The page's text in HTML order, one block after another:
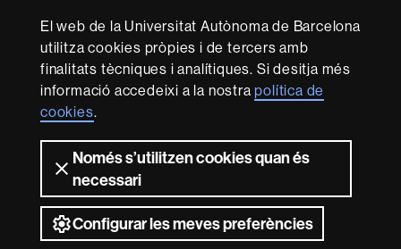
El web de la Universitat Autònoma de Barcelona
utilitza cookies pròpies i de tercers amb
finalitats tècniques i analítiques. Si desitja més
informació accedeixi a la nostrapolítica de
cookies.
Només s’utilitzen cookies quan és
necessari
Configurar les meves preferències
in
Research
-
Euraxess
Amb el finançament de
Sobre
aquest
web
Avís legal
web Accessibilitat web Mapa del web UAB